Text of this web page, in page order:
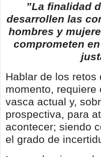
”La finalidad
desarrollen las
hombres y
comprometen
Hablar de los
momento,
vasca actual y,
prospectiva, para
acontecer; siendo
el grado de